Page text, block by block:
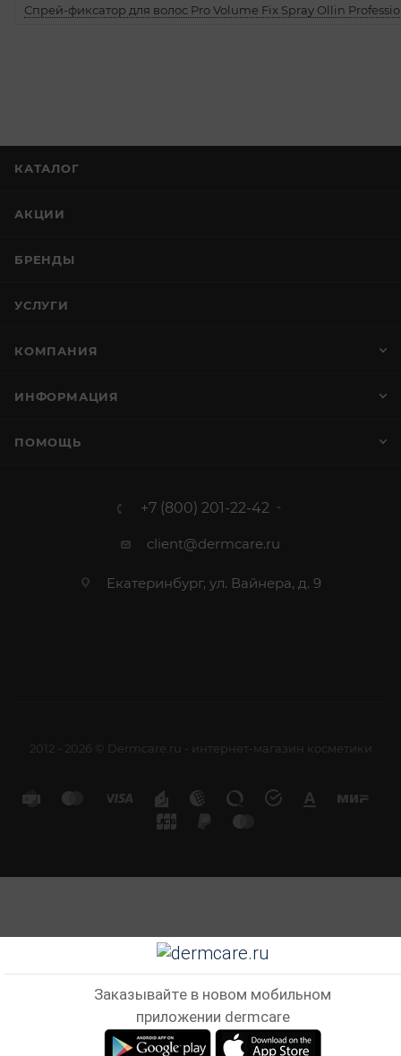
Спрей-фиксатор для волос Pro Volume Fix Spray Ollin
КАТАЛОГ
АКЦИИ
БРЕНДЫ
УСЛУГИ
КОМПАНИЯ
ИНФОРМАЦИЯ
ПОМОЩЬ
+7 (800) 201-22-42
client@dermcare.ru
Екатеринбург, ул. Вайнера, д. 9
2012 - 2026 © Dermcare.ru - интернет-магазин косметики
Заказывайте в новом мобильном
приложении dermcare